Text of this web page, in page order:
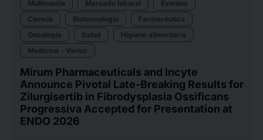
Multimedia Mercado laboral
Eventos
Ciencia
Biotecnología
Farmacéutica
Oncología
Salud
Higiene alimentaria
Medicina - Varios
Mirum Pharmaceuticals and Incyte
Announce Pivotal Late-Breaking Results for
Zilurgisertib in Fibrodysplasia Ossificans
Progressiva Accepted for Presentation at
ENDO 2026